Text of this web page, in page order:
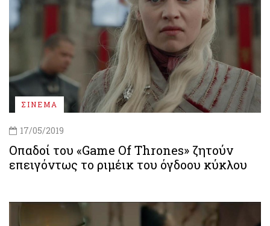
ΣΙΝΕΜΑ
17/05/2019
Οπαδοί του «Game Of Thrones» ζητούν
επειγόντως το ριμέικ του όγδοου κύκλου